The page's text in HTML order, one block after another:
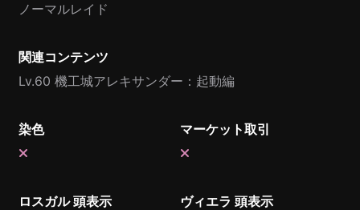
ノーマルレイド
関連コンテンツ
Lv.60 機工城アレキサンダー：起動編
染色 マーケット取引
ロスガル 頭表示 ヴィエラ 頭表示